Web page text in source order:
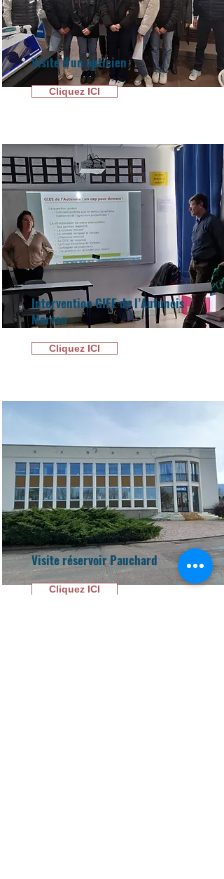
Visite d'un opticien
Cliquez ICI
Intervention GIEE de l’Autunois
Morvan
Cliquez ICI
Visite réservoir Pauchard
Cliquez ICI